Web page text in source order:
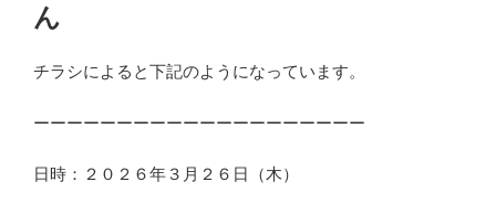
ん
チラシによると下記のようになっています。
ーーーーーーーーーーーーーーーーーーーー
日時：２０２６年３月２６日（木）